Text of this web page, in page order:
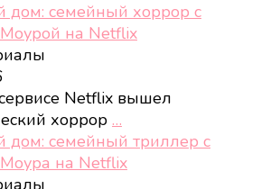
дом: семейный хоррор с
на Netflix
Netflix вышел
хоррор …
дом: семейный триллер с
на Netflix